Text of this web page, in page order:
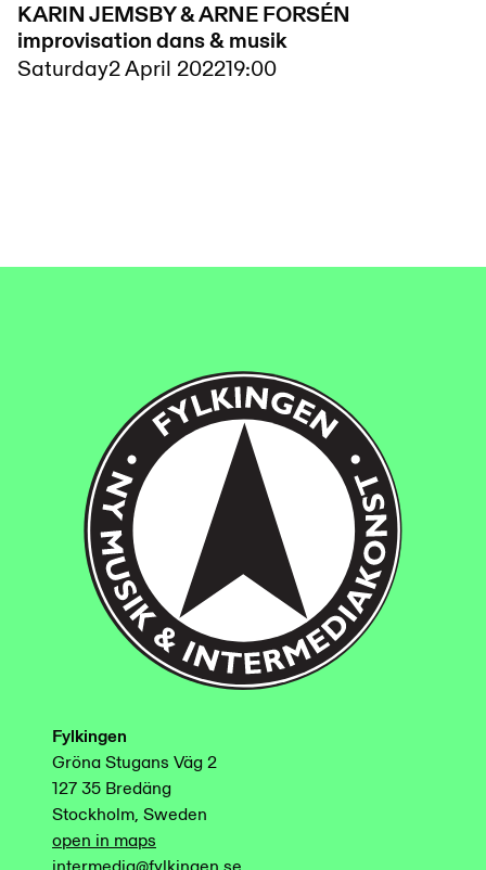
KARIN JEMSBY & ARNE FORSÉN
improvisation dans & musik
Saturday2 April 202219:00
Fylkingen
Gröna Stugans Väg 2
127 35 Bredäng
Stockholm, Sweden
open in maps